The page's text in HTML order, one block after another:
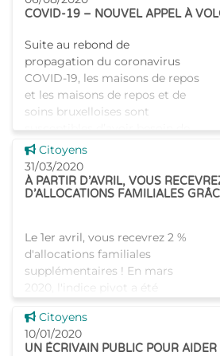
administré a
COVID-19 – NOUVEL APPEL À
Suite au rebond de
propagation du coronavirus
COVID-19, les maisons de repos
et les maisons de repos et de
soins bruxelloises sont
susceptibles d’avoir besoin de
personnel supplémentaire
durant la
Voir cette news
Citoyens
31/03/2020
À PARTIR D’AVRIL, VOUS
D’ALLOCATIONS FAMILIALES
Le 1er avril, vous recevrez 2 %
d'allocations familiales
supplémentaires ! En mars
2020, l'indice pivot a été
allocations sociales, y compris
les allocations f
Voir cette news
Citoyens
10/01/2020
UN ÉCRIVAIN PUBLIC POUR